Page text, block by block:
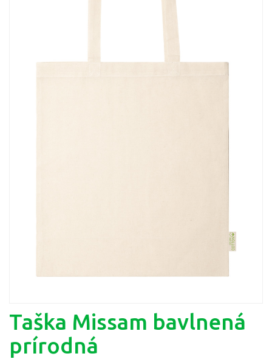
Taška Missam bavlnená
prírodná